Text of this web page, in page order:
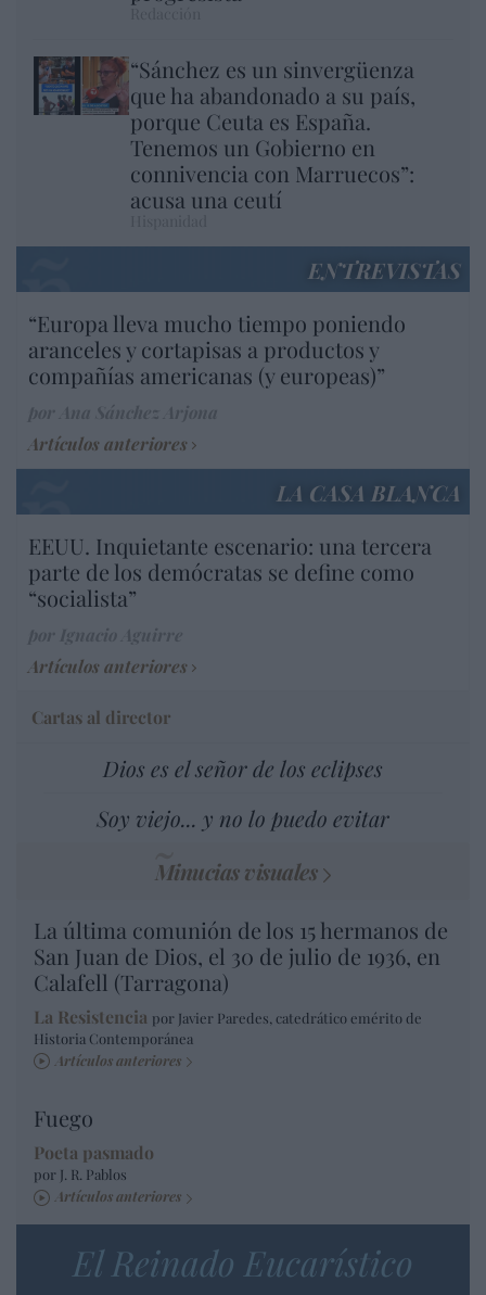
“Sánchez es un sinvergüenza
que ha abandonado a su país,
porque Ceuta es España.
Tenemos un Gobierno en
connivencia con Marruecos”:
acusa una ceutí
ENTREVISTAS
“Europa lleva mucho tiempo poniendo
aranceles y cortapisas a productos y
compañías americanas (y europeas)”
Artículos anteriores
LA CASA BLANCA
EEUU. Inquietante escenario: una tercera
parte de los demócratas se define como
“socialista”
Artículos anteriores
Cartas al director
Dios es el señor de los eclipses
Soy viejo... y no lo puedo evitar
Minucias visuales
La última comunión de los 15 hermanos de
San Juan de Dios, el 30 de julio de 1936, en
Calafell (Tarragona)
La Resistencia por Javier Paredes, catedrático emérito de
Historia Contemporánea
Artículos anteriores
Fuego
Poeta pasmado
por J. R. Pablos
Artículos anteriores
El Reinado Eucarístico